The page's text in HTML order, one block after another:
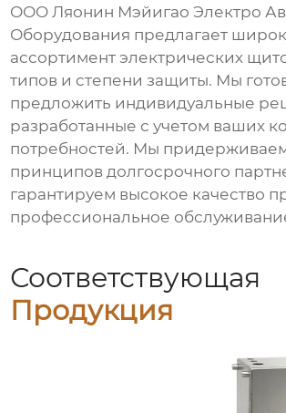
ООО Ляонин Мэйигао Электро
Оборудования предлагает
ассортиментэлектрических
типов и степени защиты. Мы
предложить индивидуальные
разработанные с учетом ваших
потребностей. Мы
принципов долгосрочного
гарантируем высокое качество
профессиональное
Соответствующая
Продукция